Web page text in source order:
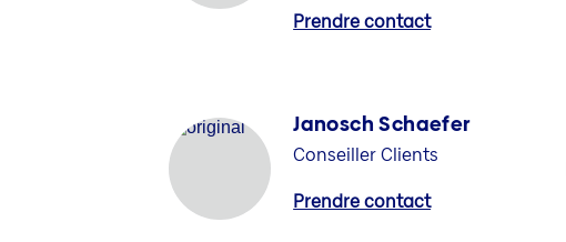
Prendre contact
Janosch Schaefer
Conseiller Clients
Prendre contact